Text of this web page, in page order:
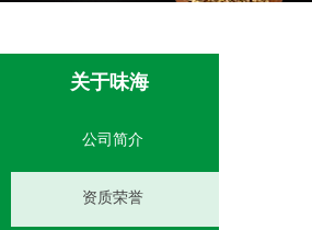
关于味海
公司简介
资质荣誉